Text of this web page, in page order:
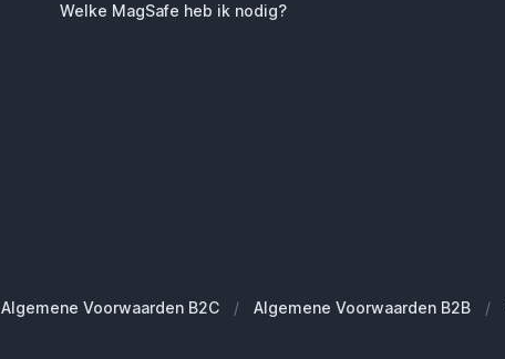
Welke MagSafe heb ik nodig?
Algemene Voorwaarden B2C / Algemene Voorwaarden B2B /